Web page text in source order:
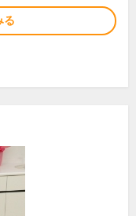
る